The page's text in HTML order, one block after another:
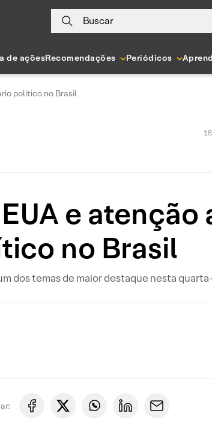
Buscar
de açõesRecomendações Periódicos
político no Brasil
e
no Brasil
dos temas de maior destaque nesta